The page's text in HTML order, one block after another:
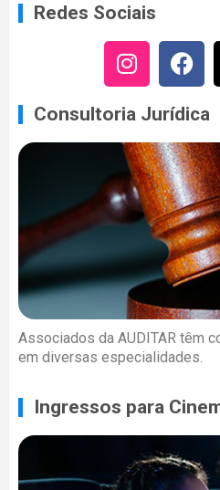
Redes Sociais
Consultoria Jurídica
Associados da AUDITAR têm
em diversas especialidades.
Ingressos para